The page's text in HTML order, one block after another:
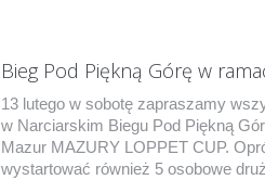
Bieg Pod Piękną Górę w
13 lutego w sobotę zapraszamy
w Narciarskim Biegu Pod Piękną
Mazur MAZURY LOPPET CUP.
wystartować również 5 osobowe